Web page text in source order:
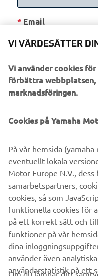
VI VÄRDESÄTTER
Vi använder cookies
förbättra
marknadsföringen.
Cookies på Yamaha
På vår hemsida
eventuellt lokala
Motor Europe N.V.,
samarbetspartners,
cookies, så som
funktionella cookies för
på ett korrekt sätt och
funktioner på vår
dina
använder även
användarstatistik på ett
Om du lämnar ditt